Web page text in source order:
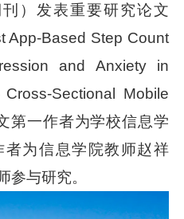
）发表重要研究论文
App-Based Step Count
and Anxiety in
Sectional Mobile
第一作者为学校信息学
为信息学院教师赵祥
参与研究。